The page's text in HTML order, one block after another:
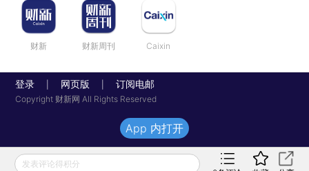
财新 财新周刊 Caixin
登录 网页版 订阅电邮
Copyright 财新网 All Rights Reserved
发表评论得积分
App 内打开